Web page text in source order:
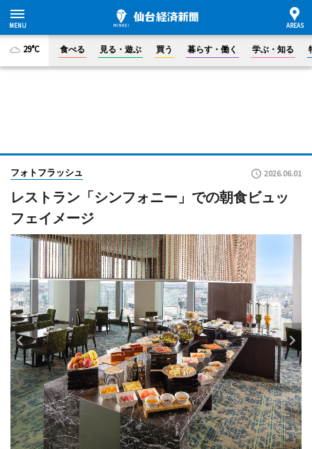
29°C 食べる 見る・遊ぶ 買う 暮らす・働く 学ぶ・知る
フォトフラッシュ 2026.06.01
レストラン「シンフォニー」での朝食ビュッ
フェイメージ